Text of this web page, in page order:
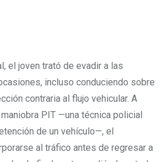
el joven trató de evadir a las
incluso conduciendo sobre
contraria al flujo vehicular. A
PIT —una técnica policial
de un vehículo—, el
al tráfico antes de regresar a